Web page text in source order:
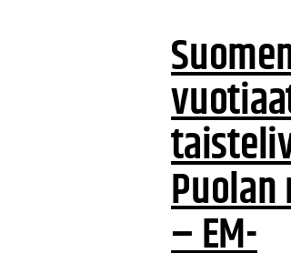
– EM-